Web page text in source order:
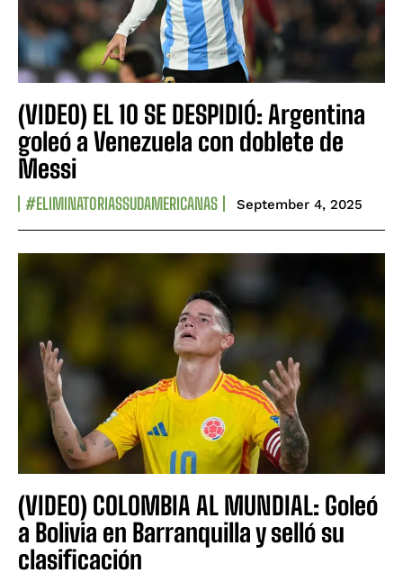
(VIDEO) EL 10 SE DESPIDIÓ: Argentina
goleó a Venezuela con doblete de
Messi
#ELIMINATORIASSUDAMERICANAS September 4, 2025
(VIDEO) COLOMBIA AL MUNDIAL: Goleó
a Bolivia en Barranquilla y selló su
clasificación